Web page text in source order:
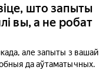
што запыты
вы, а не робат
але запыты з вашай
да аўтаматычных.